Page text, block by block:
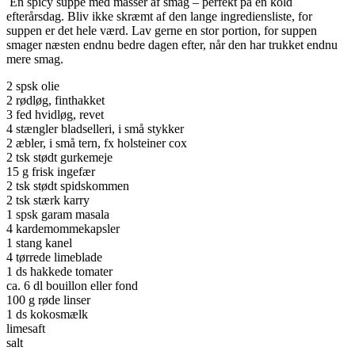
efterårsdag. Bliv ikke skræmt af den lange ingrediensliste, for
suppen er det hele værd. Lav gerne en stor portion, for suppen
smager næsten endnu bedre dagen efter, når den har trukket endnu
mere smag.
2 spsk olie
2 rødløg, finthakket
3 fed hvidløg, revet
4 stængler bladselleri, i små stykker
2 æbler, i små tern, fx holsteiner cox
2 tsk stødt gurkemeje
15 g frisk ingefær
2 tsk stødt spidskommen
2 tsk stærk karry
1 spsk garam masala
4 kardemommekapsler
1 stang kanel
4 tørrede limeblade
1 ds hakkede tomater
ca. 6 dl bouillon eller fond
100 g røde linser
1 ds kokosmælk
limesaft
salt